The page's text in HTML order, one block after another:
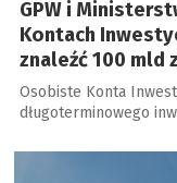
GPW i
Kontach
znaleźć 100 mld
Osobiste Konta
długoterminowego
a